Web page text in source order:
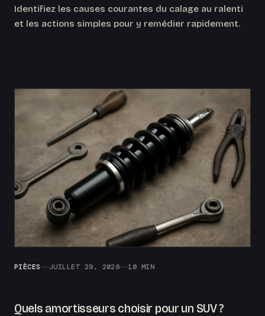
Identifiez les causes courantes du calage au ralenti
et les actions simples pour y remédier rapidement.
PIÈCES JUILLET 29, 2026 10 MIN
Quels amortisseurs choisir pour un SUV ?